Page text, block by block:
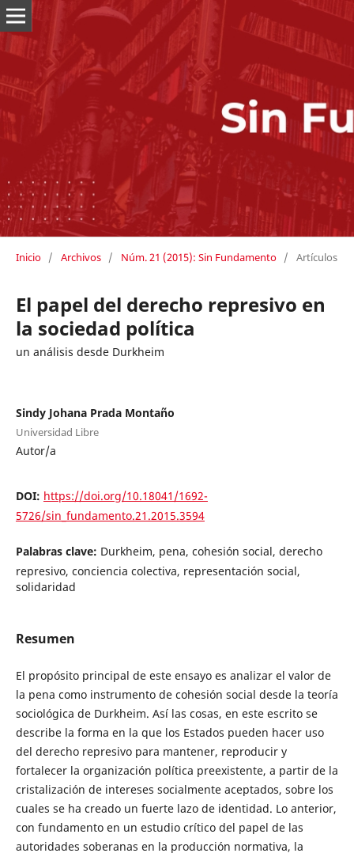
Inicio / Archivos / Núm. 21 (2015): Sin Fundamento / Artículos
El papel del derecho represivo en
la sociedad política
un análisis desde Durkheim
Sindy Johana Prada Montaño
Universidad Libre
Autor/a
DOI: https://doi.org/10.18041/1692-
5726/sin_fundamento.21.2015.3594
Palabras clave: Durkheim, pena, cohesión social, derecho
represivo, conciencia colectiva, representación social,
solidaridad
Resumen
El propósito principal de este ensayo es analizar el valor de
la pena como instrumento de cohesión social desde la teoría
sociológica de Durkheim. Así las cosas, en este escrito se
describe la forma en la que los Estados pueden hacer uso
del derecho represivo para mantener, reproducir y
fortalecer la organización política preexistente, a partir de la
cristalización de intereses socialmente aceptados, sobre los
cuales se ha creado un fuerte lazo de identidad. Lo anterior,
con fundamento en un estudio crítico del papel de las
autoridades soberanas en la producción normativa, la